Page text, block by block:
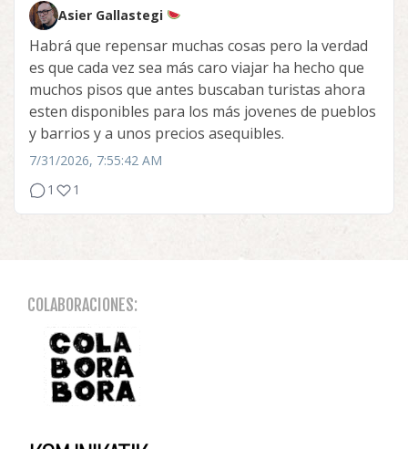
Asier Gallastegi
Habrá que repensar muchas cosas pero la verdad
es que cada vez sea más caro viajar ha hecho que
muchos pisos que antes buscaban turistas ahora
esten disponibles para los más jovenes de pueblos
y barrios y a unos precios asequibles.
7/31/2026, 7:55:42 AM
1
1
COLABORACIONES: